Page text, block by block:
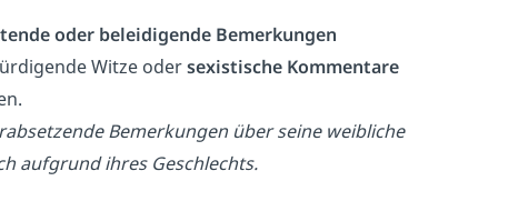
oder beleidigende Bemerkungen
Witze odersexistische Kommentare
Bemerkungen über seine weibliche
aufgrund ihres Geschlechts.